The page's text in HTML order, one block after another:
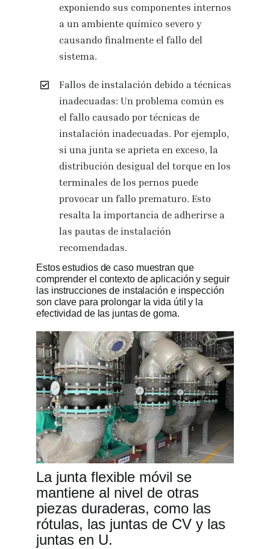
exponiendo sus componentes internos
a un ambiente químico severo y
causando finalmente el fallo del
sistema.
Fallos de instalación debido a técnicas
inadecuadas: Un problema común es
el fallo causado por técnicas de
instalación inadecuadas. Por ejemplo,
si una junta se aprieta en exceso, la
distribución desigual del torque en los
terminales de los pernos puede
provocar un fallo prematuro. Esto
resalta la importancia de adherirse a
las pautas de instalación
recomendadas.
Estos estudios de caso muestran que
comprender el contexto de aplicación y seguir
las instrucciones de instalación e inspección
son clave para prolongar la vida útil y la
efectividad de las juntas de goma.
La junta flexible móvil se
mantiene al nivel de otras
piezas duraderas, como las
rótulas, las juntas de CV y las
juntas en U.